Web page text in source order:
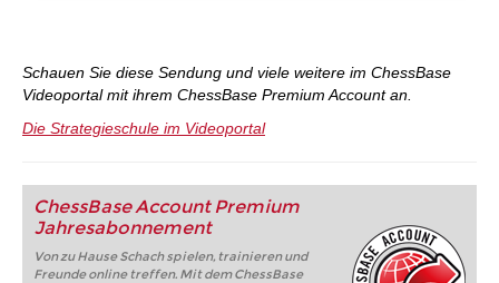
Schauen Sie diese Sendung und viele weitere im ChessBase
Videoportal mit ihrem ChessBase Premium Account an.
Die Strategieschule im Videoportal
ChessBase Account Premium
Jahresabonnement
Von zu Hause Schach spielen, trainieren und
Freunde online treffen. Mit dem ChessBase